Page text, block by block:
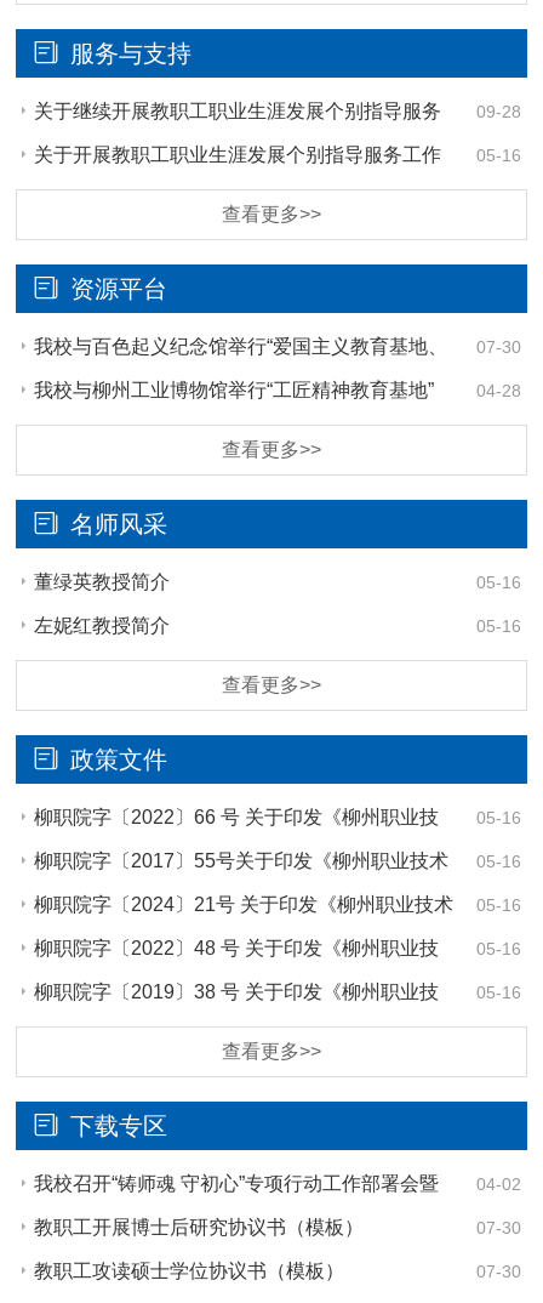
服务与支持
09-28
关于继续开展教职工职业生涯发展个别指导服务
工作的通知 05-16
关于开展教职工职业生涯发展个别指导服务工作
查看更多>>
资源平台
07-30
我校与百色起义纪念馆举行“爱国主义教育基地、
红色教育实践基地” 签约揭牌仪式 04-28
我校与柳州工业博物馆举行“工匠精神教育基地”
查看更多>>
名师风采
05-16
董绿英教授简介
05-16
左妮红教授简介
查看更多>>
政策文件
05-16
柳职院字〔2022〕66 号 关于印发《柳州职业技
术学院校内人员挂职锻炼（跟岗学习）管理办法（试
行）》的…
05-16
柳职院字〔2017〕55号关于印发《柳州职业技术
学院教学团队管理办法（修订）》的通知 05-16
柳职院字〔2024〕21号 关于印发《柳州职业技术
学院教职工进修（培训）管理办法（2024年修订版）》的
通知
05-16
柳职院字〔2022〕48 号 关于印发《柳州职业技
术学院教师企业实践管理办法（试行）》的通知 05-16
柳职院字〔2019〕38 号 关于印发《柳州职业技
查看更多>>
下载专区
04-02
我校召开“铸师魂 守初心”专项行动工作部署会暨
师德师风建设专题工作会议 07-30
教职工开展博士后研究协议书（模板）
07-30
教职工攻读硕士学位协议书（模板）